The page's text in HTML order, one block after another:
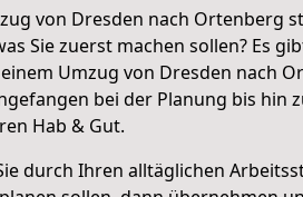
von Dresden nach Ortenberg
Sie zuerst machen sollen? Es
Umzug von Dresden nach
bei der Planung bis hin
Hab & Gut.
durch Ihren alltäglichen